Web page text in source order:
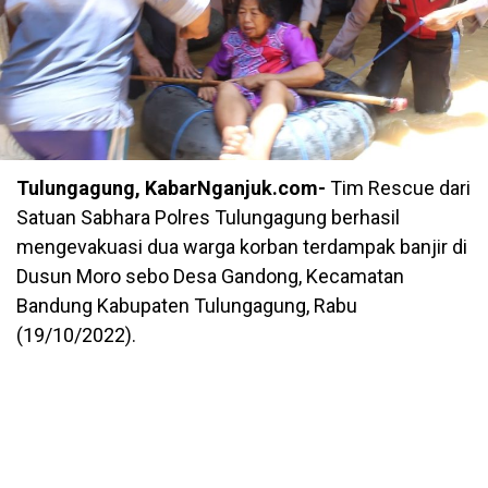
Tulungagung, KabarNganjuk.com- Tim Rescue dari
Satuan Sabhara Polres Tulungagung berhasil
mengevakuasi dua warga korban terdampak banjir di
Dusun Moro sebo Desa Gandong, Kecamatan
Bandung Kabupaten Tulungagung, Rabu
(19/10/2022).